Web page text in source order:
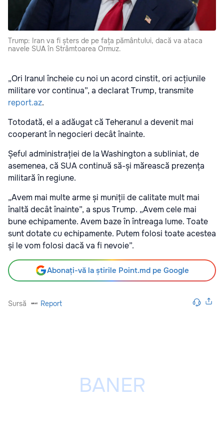
Trump: Iran va fi șters de pe fața pământului, dacă va ataca
navele SUA în Strâmtoarea Ormuz.
„Ori Iranul încheie cu noi un acord cinstit, ori acțiunile
militare vor continua”, a declarat Trump, transmite
report.az.
Totodată, el a adăugat că Teheranul a devenit mai
cooperant în negocieri decât înainte.
Șeful administrației de la Washington a subliniat, de
asemenea, că SUA continuă să-și mărească prezența
militară în regiune.
„Avem mai multe arme și muniții de calitate mult mai
înaltă decât înainte”, a spus Trump. „Avem cele mai
bune echipamente. Avem baze în întreaga lume. Toate
sunt dotate cu echipamente. Putem folosi toate acestea
și le vom folosi dacă va fi nevoie”.
Abonați-vă la știrile Point.md pe Google
Sursă Report